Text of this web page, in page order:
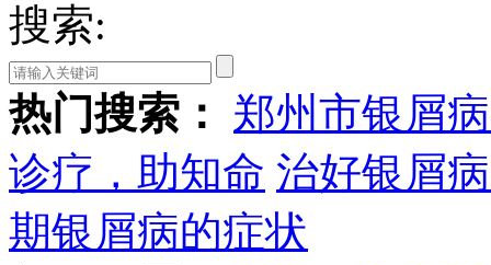
搜索:
热门搜索：
郑州市银屑
诊疗，助知命 治好银屑
期银屑病的症状